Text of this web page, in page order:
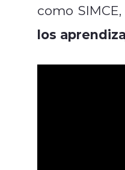
como
los